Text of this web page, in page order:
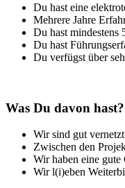
Du hast eine
Mehrere Jahre
Du hast mindestens
Du hast
Du verfügst über
Was Du davon hast?
Wir sind gut
Zwischen den
Wir haben eine
Wir l(i)eben